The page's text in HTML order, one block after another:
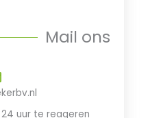
Mail ons
uur te reageren